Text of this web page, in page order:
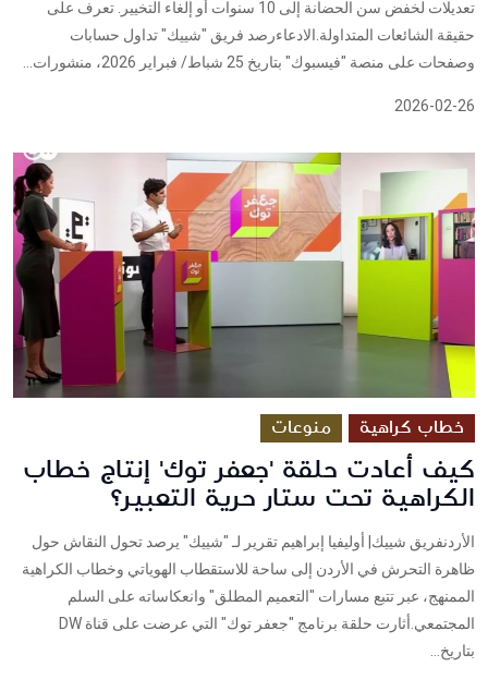
تعديلات لخفض سن الحضانة إلى 10 سنوات أو إلغاء التخيير. تعرف على
حقيقة الشائعات المتداولة.الادعاءرصد فريق "شييك" تداول حسابات
وصفحات على منصة "فيسبوك" بتاريخ 25 شباط/ فبراير 2026، منشورات...
2026-02-26
خطاب كراهية منوعات
كيف أعادت حلقة 'جعفر توك' إنتاج خطاب
الكراهية تحت ستار حرية التعبير؟
الأردنفريق شييك| أوليفيا إبراهيم تقرير لـ "شييك" يرصد تحول النقاش حول
ظاهرة التحرش في الأردن إلى ساحة للاستقطاب الهوياتي وخطاب الكراهية
الممنهج، عبر تتبع مسارات "التعميم المطلق" وانعكاساته على السلم
بتاريخ...